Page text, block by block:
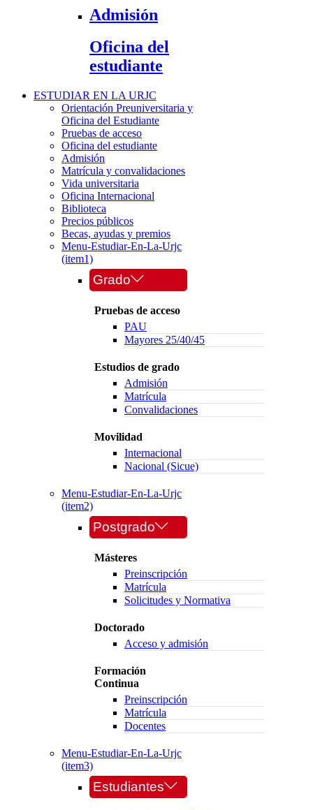
Admisión
Oficina del
estudiante
ESTUDIAR EN LA URJC
Orientación Preuniversitaria y
Oficina del Estudiante
Pruebas de acceso
Oficina del estudiante
Admisión
Matrícula y convalidaciones
Vida universitaria
Oficina Internacional
Biblioteca
Precios públicos
Becas, ayudas y premios
Menu-Estudiar-En-La-Urjc
(item1)
Grado
Pruebas de acceso
PAU
Mayores 25/40/45
Estudios de grado
Admisión
Matrícula
Convalidaciones
Movilidad
Internacional
Nacional (Sicue)
Menu-Estudiar-En-La-Urjc
(item2)
Postgrado
Másteres
Preinscripción
Matrícula
Solicitudes y Normativa
Doctorado
Acceso y admisión
Formación
Continua
Preinscripción
Matrícula
Docentes
Menu-Estudiar-En-La-Urjc
(item3)
Estudiantes